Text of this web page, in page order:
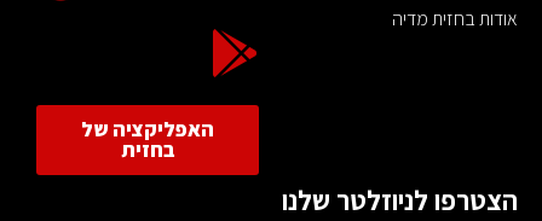
אודות בחזית מדיה
האפליקציה של
בחזית
הצטרפו לניוזלטר שלנו